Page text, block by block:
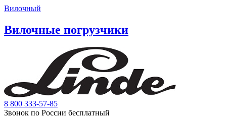
Вилочный
Вилочные погрузчики
8 800 333-57-85
Звонок по России бесплатный